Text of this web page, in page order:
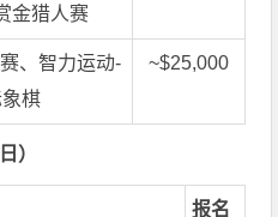
金猎人赛
、智力运动-
象棋
~$25,000
）
报名